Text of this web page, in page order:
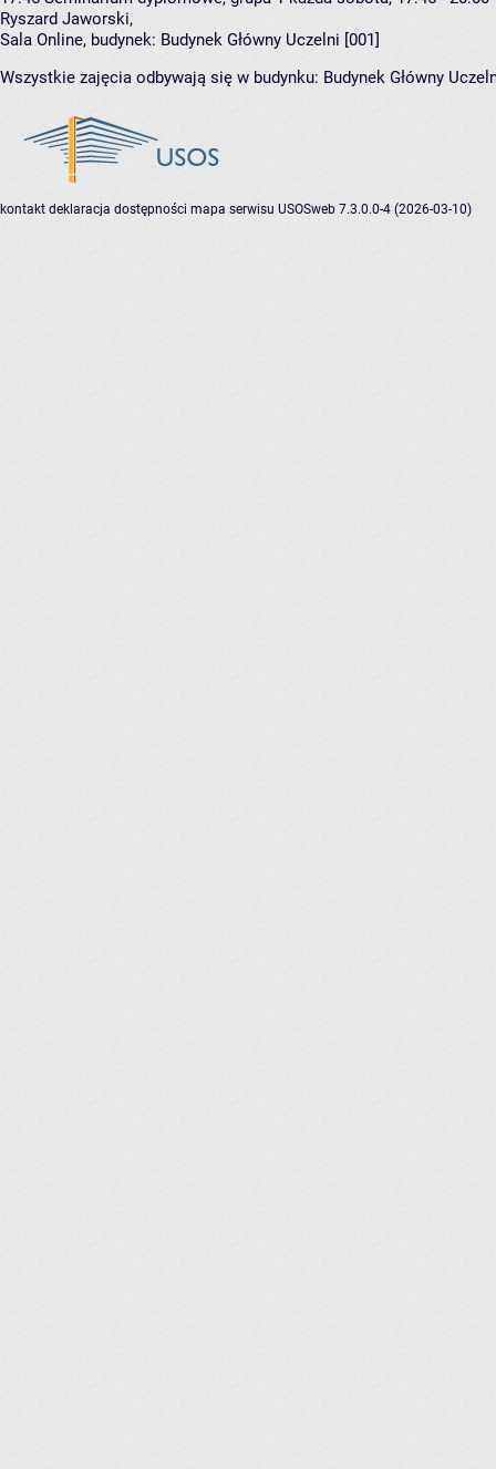
Ryszard Jaworski,
Sala Online, budynek: Budynek Główny Uczelni [001]
Wszystkie zajęcia odbywają się w budynku: Budynek Główny
kontakt deklaracja dostępności mapa serwisu USOSweb 7.3.0.0-4 (2026-03-10)